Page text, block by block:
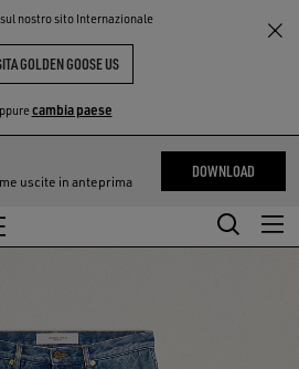
sul nostro sito Internazionale
GOLDEN GOOSE US
cambia paese
uscite in anteprima
DOWNLOAD